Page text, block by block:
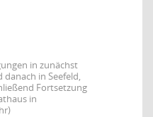
in zunächst
danach in Seefeld,
Fortsetzung
in